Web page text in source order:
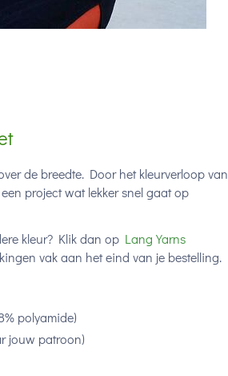
de breedte. Door het kleurverloop van
project wat lekker snel gaat op
kleur? Klik dan op Lang Yarns
vak aan het eind van je bestelling.
polyamide)
jouw patroon)